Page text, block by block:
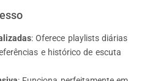
: Oferece playlists diárias
e histórico de escuta